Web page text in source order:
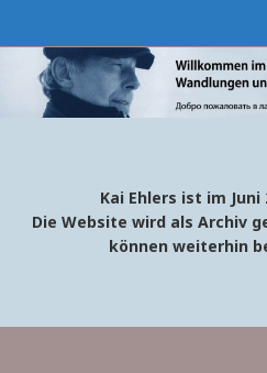
Kai Ehlers ist im
Die Website wird als Archiv
können weiterhin